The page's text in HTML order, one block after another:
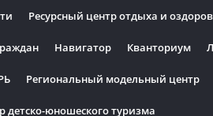
Ресурсный центр отдыха и
Навигатор Кванториум
Региональный модельный центр
детско-юношеского туризма